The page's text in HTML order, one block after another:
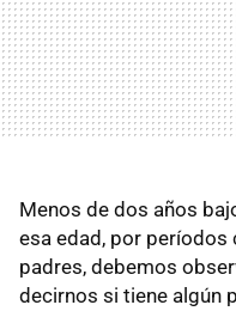
Menos de dos años
esa edad, por
padres, debemos
decirnos si tiene algún